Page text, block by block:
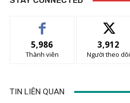
5,986
Thành viên
3,912
Người theo dõi
TIN LIÊN QUAN